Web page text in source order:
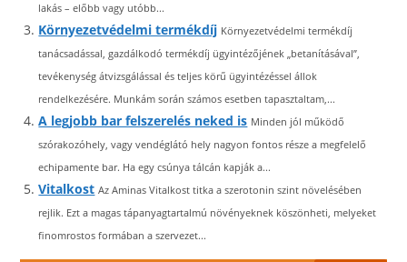
lakás – előbb vagy utóbb...
Környezetvédelmi termékdíj Környezetvédelmi termékdíj
tanácsadással, gazdálkodó termékdíj ügyintézőjének „betanításával”,
tevékenység átvizsgálással és teljes körű ügyintézéssel állok
rendelkezésére. Munkám során számos esetben tapasztaltam,...
A legjobb bar felszerelés neked is Minden jól működő
szórakozóhely, vagy vendéglátó hely nagyon fontos része a megfelelő
echipamente bar. Ha egy csúnya tálcán kapják a...
Vitalkost Az Aminas Vitalkost titka a szerotonin szint növelésében
rejlik. Ezt a magas tápanyagtartalmú növényeknek köszönheti, melyeket
finomrostos formában a szervezet...